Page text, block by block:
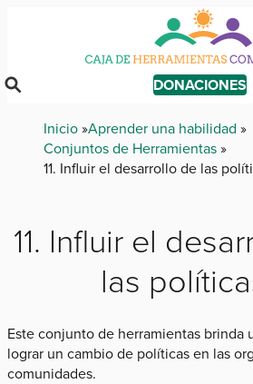
content
DONACIONES
Breadcrumb
Inicio Aprender una habilidad
Conjuntos de Herramientas
11. Influir el desarrollo de las
11. Influir el
las
Este conjunto de herramientas brinda
lograr un cambio de políticas en las
comunidades.